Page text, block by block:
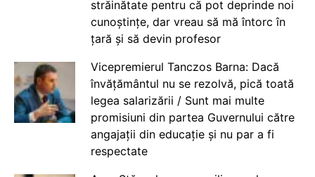
străinătate pentru că pot deprinde noi
cunoștințe, dar vreau să mă întorc în
țară și să devin profesor
Vicepremierul Tanczos Barna: Dacă
învățământul nu se rezolvă, pică toată
legea salarizării / Sunt mai multe
promisiuni din partea Guvernului către
angajații din educație și nu par a fi
respectate